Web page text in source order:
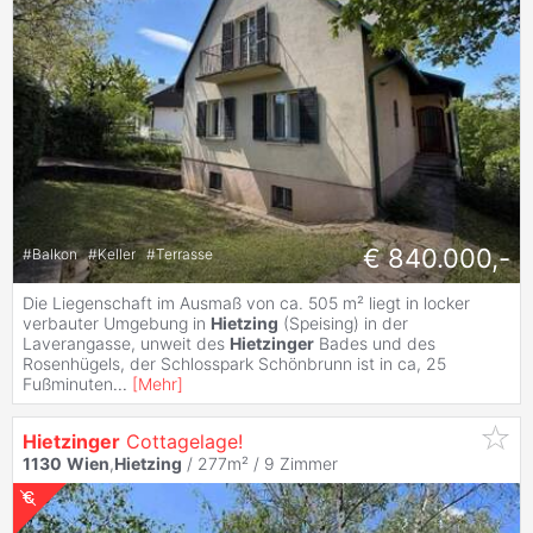
#Balkon #Keller #Terrasse € 840.000,-
Die Liegenschaft im Ausmaß von ca. 505 m² liegt in locker
verbauter Umgebung in Hietzing (Speising) in der
Laverangasse, unweit des Hietzinger Bades und des
Rosenhügels, der Schlosspark Schönbrunn ist in ca, 25
Fußminuten... [Mehr]
Hietzinger Cottagelage!
1130 Wien,Hietzing / 277m² / 9 Zimmer